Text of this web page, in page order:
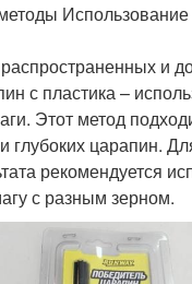
и
с пластика –
Этот метод
глубоких царапин.
рекомендуется
с разным зерном.